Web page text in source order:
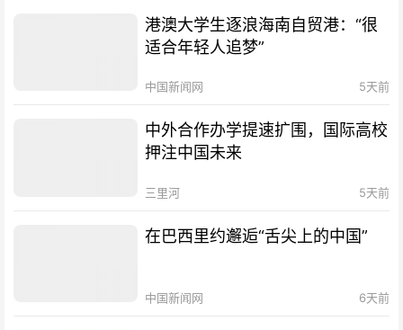
港澳大学生逐浪海南自贸港：“很
适合年轻人追梦”
中国新闻网 5天前
中外合作办学提速扩围，国际高校
押注中国未来
三里河 5天前
在巴西里约邂逅“舌尖上的中国”
中国新闻网 6天前